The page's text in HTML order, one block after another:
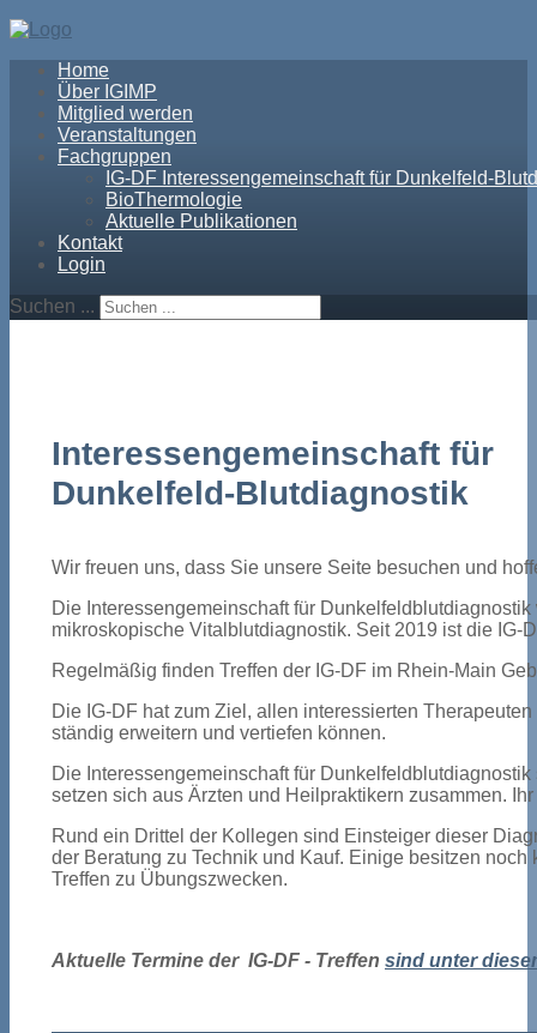
Home
Über IGIMP
Mitglied werden
Veranstaltungen
Fachgruppen
IG-DF Interessengemeinschaft für Dunkelfeld-
BioThermologie
Aktuelle Publikationen
Kontakt
Login
Suchen ...
Interessengemeinschaft für
Dunkelfeld-Blutdiagnostik
Wir freuen uns, dass Sie unsere Seite besuchen und
Die Interessengemeinschaft für
mikroskopische Vitalblutdiagnostik. Seit 2019 ist die IG-
Regelmäßig finden Treffen der IG-DF im Rhein-Main
Die IG-DF hat zum Ziel, allen interessierten
ständig erweitern und vertiefen können.
Die Interessengemeinschaft für
setzen sich aus Ärzten und Heilpraktikern zusammen.
Rund ein Drittel der Kollegen sind Einsteiger dieser
der Beratung zu Technik und Kauf. Einige besitzen
Treffen zu Übungszwecken.
Aktuelle Termine der IG-DF - Treffen sind unter